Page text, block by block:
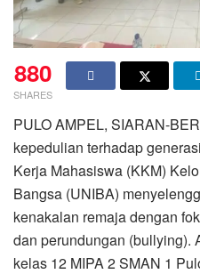
880
SHARES
PULO AMPEL, SIARAN-
kepedulian terhadap
Kerja Mahasiswa (KKM)
Bangsa (UNIBA)
kenakalan remaja dengan
dan perundungan (bullying).
kelas 12 MIPA 2 SMAN 1